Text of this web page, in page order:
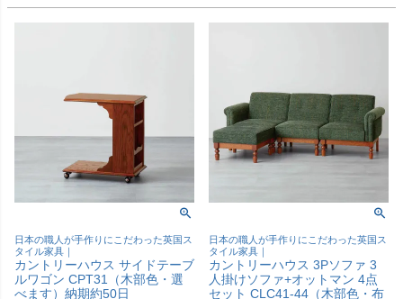
日本の職人が手作りにこだわった英国ス
タイル家具｜
カントリーハウス サイドテーブ
ルワゴン CPT31（木部色・選
べます）納期約50日
日本の職人が手作りにこだわった英国ス
タイル家具｜
カントリーハウス 3Pソファ 3
人掛けソファ+オットマン 4点
セット CLC41-44（木部色・布